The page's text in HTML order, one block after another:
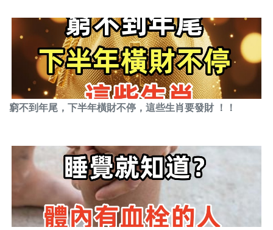
窮不到年尾，下半年橫財不停，這些生肖要發財 ！！